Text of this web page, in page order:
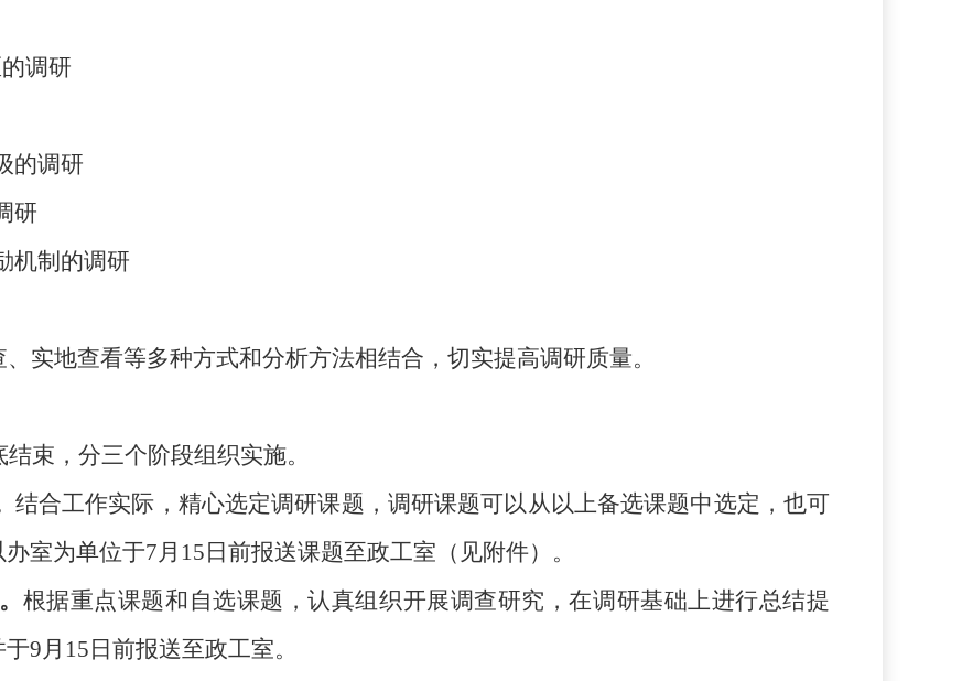
调研
的调研
研
机制的调研
实地查看等多种方式和分析方法相结合，切实提高调研质量。
束，分三个阶段组织实施。
结合工作实际，精心选定调研课题，调研课题可以从以上备选课题中选定，也可
室为单位于7月15日前报送课题至政工室（见附件）。
根据重点课题和自选课题，认真组织开展调查研究，在调研基础上进行总结提
9月15日前报送至政工室。